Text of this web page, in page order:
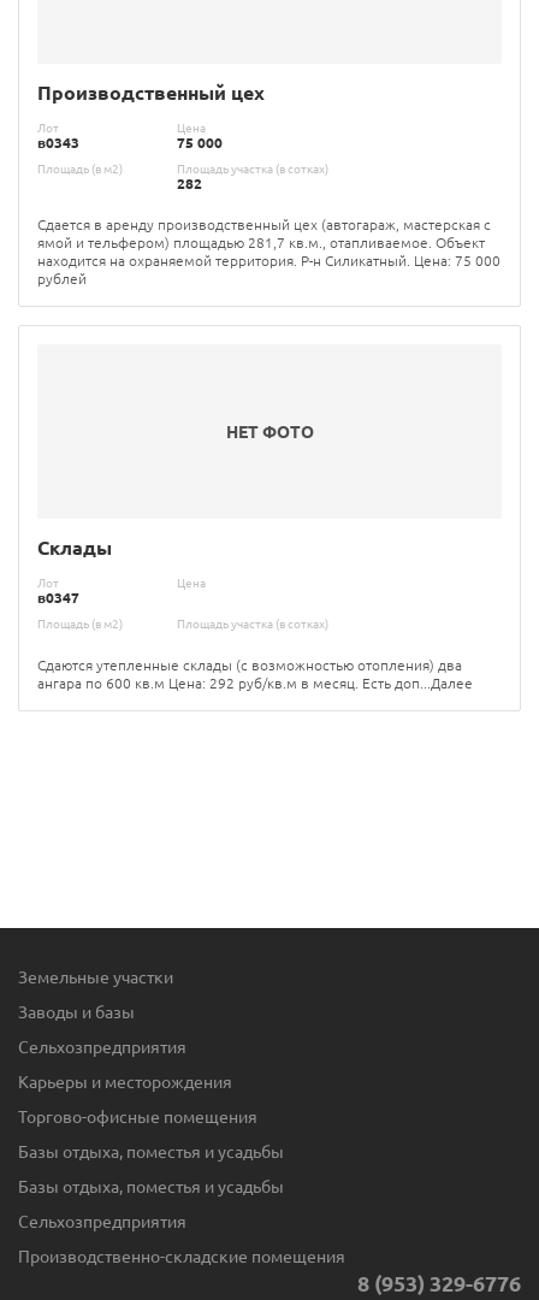
Производственный цех
Лот
в0343
Цена
75 000
Площадь (в м2) Площадь участка (в сотках)
282
Сдается в аренду производственный цех (автогараж, мастерская с
ямой и тельфером) площадью 281,7 кв.м., отапливаемое. Объект
находится на охраняемой территория. Р-н Силикатный. Цена: 75 000
рублей
НЕТ ФОТО
Склады
Лот
в0347
Цена
Площадь (в м2) Площадь участка (в сотках)
Сдаются утепленные склады (с возможностью отопления) два
ангара по 600 кв.м Цена: 292 руб/кв.м в месяц. Есть доп...Далее
Земельные участки
Заводы и базы
Сельхозпредприятия
Карьеры и месторождения
Торгово-офисные помещения
Базы отдыха, поместья и усадьбы
Базы отдыха, поместья и усадьбы
Сельхозпредприятия
Производственно-складские помещения
8 (953) 329-6776